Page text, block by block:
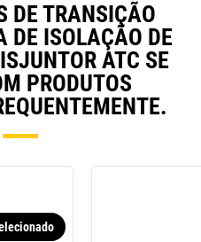
DE TRANSIÇÃO
DE ISOLAÇÃO DE
ATC SE
PRODUTOS